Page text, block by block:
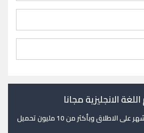
الانجليزية مجانا
الاطلاق وبأكثر من 10 مليون تحميل